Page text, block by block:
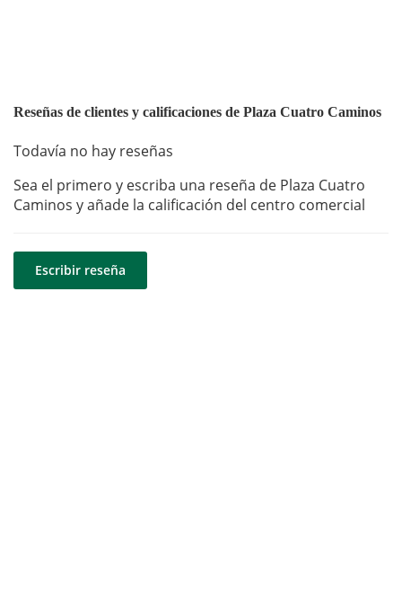
Reseñas de clientes y calificaciones de Plaza Cuatro Caminos
Todavía no hay reseñas
Sea el primero y escriba una reseña de Plaza Cuatro
Caminos y añade la calificación del centro comercial
Escribir reseña